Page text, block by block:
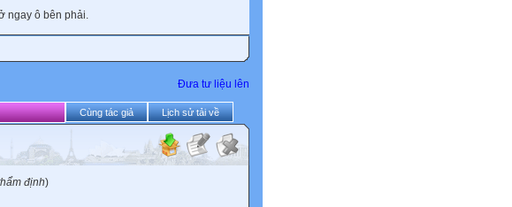
ngay ô bên phải.
Đưa tư liệu lên
Cùng tác giả Lịch sử tải về
định)